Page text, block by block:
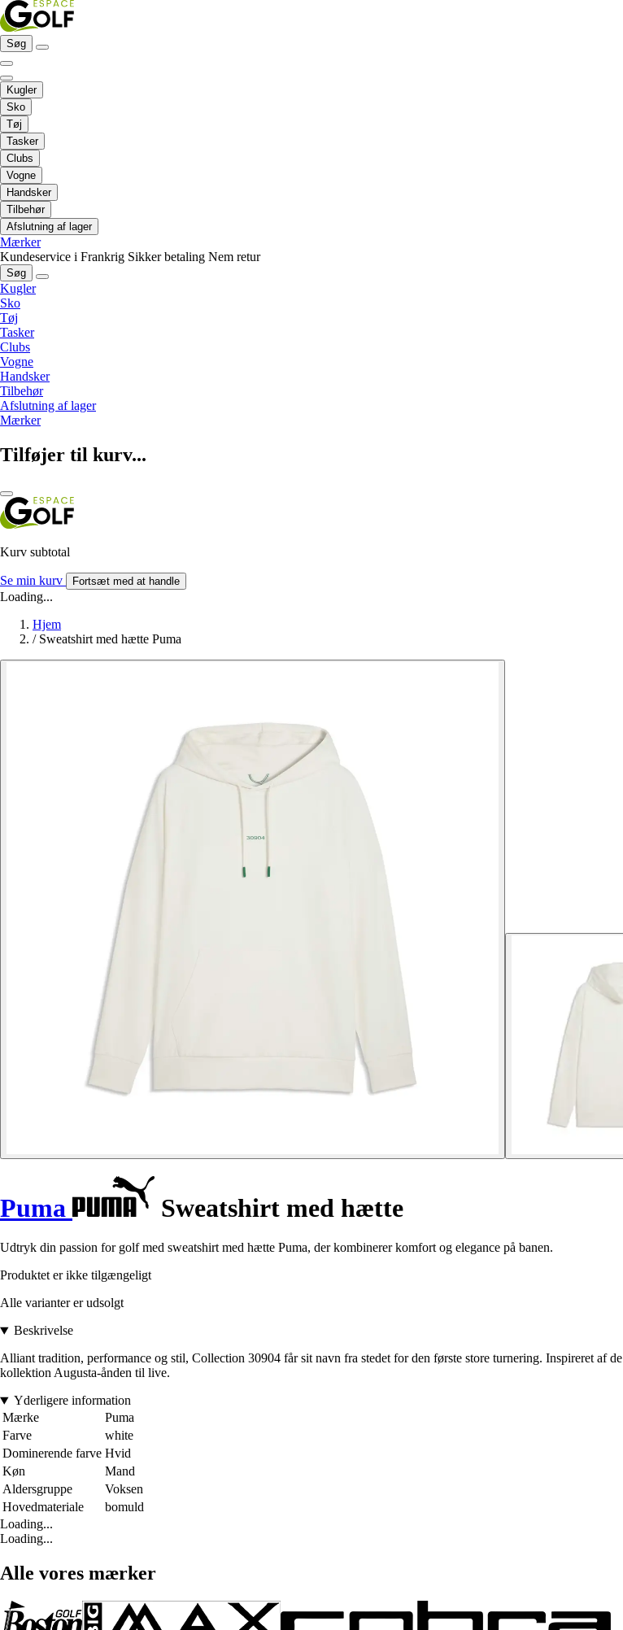
Søg
Kugler
Sko
Tøj
Tasker
Clubs
Vogne
Handsker
Tilbehør
Afslutning af lager
Mærker
Kundeservice i Frankrig Sikker betaling Nem retur
Søg
Kugler
Sko
Tøj
Tasker
Clubs
Vogne
Handsker
Tilbehør
Afslutning af lager
Mærker
Tilføjer til kurv...
Kurv subtotal
Se min kurv Fortsæt med at handle
Loading...
Hjem
/ Sweatshirt med hætte Puma
Puma Sweatshirt med hætte
Udtryk din passion for golf med sweatshirt med hætte Puma, der kombinerer komfort og elegance på banen.
Produktet er ikke tilgængeligt
Alle varianter er udsolgt
Beskrivelse
Alliant tradition, performance og stil, Collection 30904 får sit navn fra stedet for den første store turnering. Inspireret af
kollektion Augusta-ånden til live.
Yderligere information
Mærke
Puma
Farve
white
Dominerende farve Hvid
Køn
Mand
Aldersgruppe
Voksen
Hovedmateriale
bomuld
Loading...
Loading...
Alle vores mærker